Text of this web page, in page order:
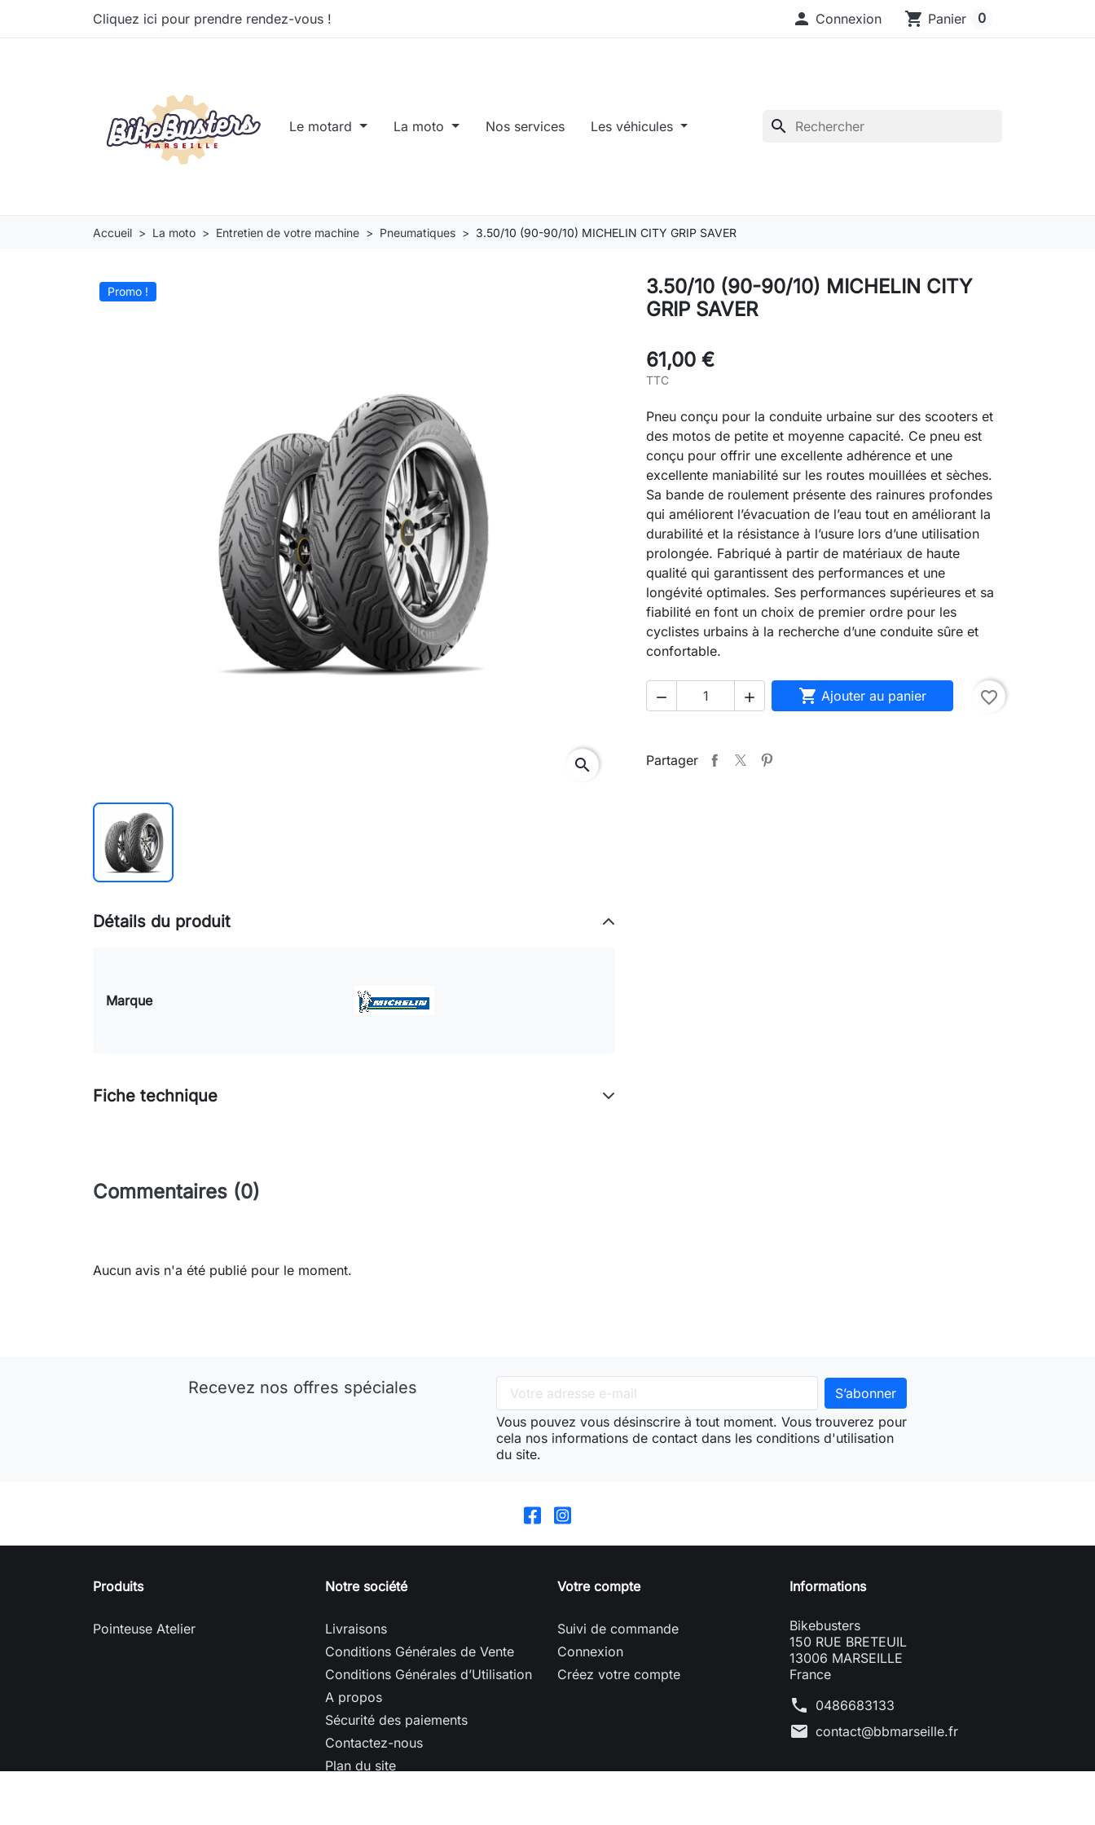
Cliquez ici pour prendre rendez-vous !  Connexion shopping_cart Panier 0
Le motard La moto Nos services Les véhicules search
Accueil La moto Entretien de votre machine Pneumatiques 3.50/10 (90-90/10) MICHELIN CITY GRIP SAVER
Promo !
search
3.50/10 (90-90/10) MICHELIN CITY
GRIP SAVER
61,00 €
TTC
Pneu conçu pour la conduite urbaine sur des scooters et
des motos de petite et moyenne capacité. Ce pneu est
conçu pour offrir une excellente adhérence et une
excellente maniabilité sur les routes mouillées et sèches.
Sa bande de roulement présente des rainures profondes
qui améliorent l’évacuation de l’eau tout en améliorant la
durabilité et la résistance à l’usure lors d’une utilisation
prolongée. Fabriqué à partir de matériaux de haute
qualité qui garantissent des performances et une
longévité optimales. Ses performances supérieures et sa
fiabilité en font un choix de premier ordre pour les
cyclistes urbains à la recherche d’une conduite sûre et
confortable.
   Ajouter au panier favorite_border
Partager
Détails du produit
Marque
Fiche technique
Commentaires (0)
Aucun avis n'a été publié pour le moment.
Recevez nos offres spéciales
Vous pouvez vous désinscrire à tout moment. Vous trouverez pour
cela nos informations de contact dans les conditions d'utilisation
du site.
Produits
Pointeuse Atelier
Notre société
Livraisons
Conditions Générales de Vente
Conditions Générales d’Utilisation
A propos
Sécurité des paiements
Contactez-nous
Plan du site
Votre compte
Suivi de commande
Connexion
Créez votre compte
Informations
Bikebusters
150 RUE BRETEUIL
13006 MARSEILLE
France
phone 0486683133
mail contact@bbmarseille.fr